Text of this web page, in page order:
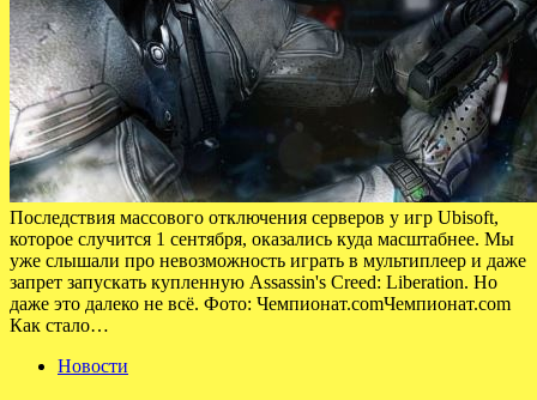
Последствия массового отключения серверов у игр Ubisoft,
которое случится 1 сентября, оказались куда масштабнее. Мы
уже слышали про невозможность играть в мультиплеер и даже
запрет запускать купленную Assassin's Creed: Liberation. Но
даже это далеко не всё. Фото: Чемпионат.comЧемпионат.com
Как стало…
Новости